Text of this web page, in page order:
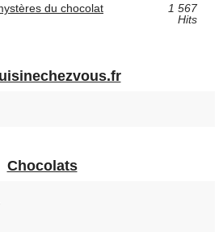
du chocolat
1 567
Hits
Chocolats